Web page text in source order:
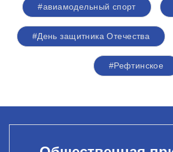
#авиамодельный спорт
#День защитника Отечества
#Рефтинское